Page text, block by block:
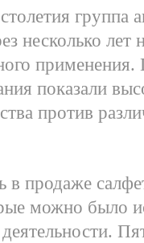
группа
несколько лет
показали
против
в продаже
можно было